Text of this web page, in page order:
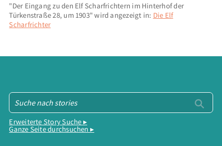
"Der Eingang zu den Elf Scharfrichtern im Hinterhof der
Türkenstraße 28, um 1903" wird angezeigt in: Die Elf
Scharfrichter
Erweiterte Story Suche ▸
Ganze Seite durchsuchen ▸